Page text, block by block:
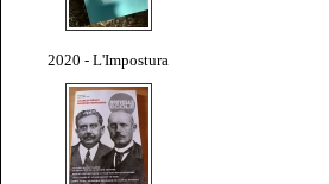
2020 - L'Impostura